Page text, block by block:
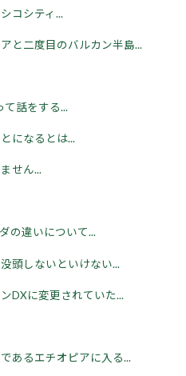
コシティ...
と二度目のバルカン半島...
て話をする...
になるとは...
せん...
の違いについて...
頭しないといけない...
DXに変更されていた...
あるエチオピアに入る...